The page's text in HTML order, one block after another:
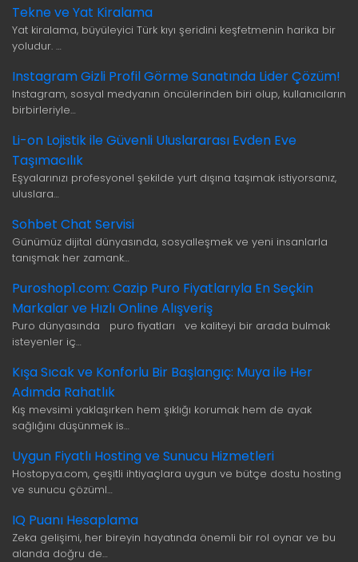
Tekne ve Yat Kiralama
Yat kiralama, büyüleyici Türk kıyı şeridini keşfetmenin harika bir
yoludur. …
Instagram Gizli Profil Görme Sanatında Lider Çözüm!
Instagram, sosyal medyanın öncülerinden biri olup, kullanıcıların
birbirleriyle…
Li-on Lojistik ile Güvenli Uluslararası Evden Eve
Taşımacılık
Eşyalarınızı profesyonel şekilde yurt dışına taşımak istiyorsanız,
uluslara…
Sohbet Chat Servisi
Günümüz dijital dünyasında, sosyalleşmek ve yeni insanlarla
tanışmak her zamank…
Puroshop1.com: Cazip Puro Fiyatlarıyla En Seçkin
Markalar ve Hızlı Online Alışveriş
Puro dünyasında puro fiyatları ve kaliteyi bir arada bulmak
isteyenler iç…
Kışa Sıcak ve Konforlu Bir Başlangıç: Muya ile Her
Adımda Rahatlık
Kış mevsimi yaklaşırken hem şıklığı korumak hem de ayak
sağlığını düşünmek is…
Uygun Fiyatlı Hosting ve Sunucu Hizmetleri
Hostopya.com, çeşitli ihtiyaçlara uygun ve bütçe dostu hosting
ve sunucu çözüml…
IQ Puanı Hesaplama
Zeka gelişimi, her bireyin hayatında önemli bir rol oynar ve bu
alanda doğru de…